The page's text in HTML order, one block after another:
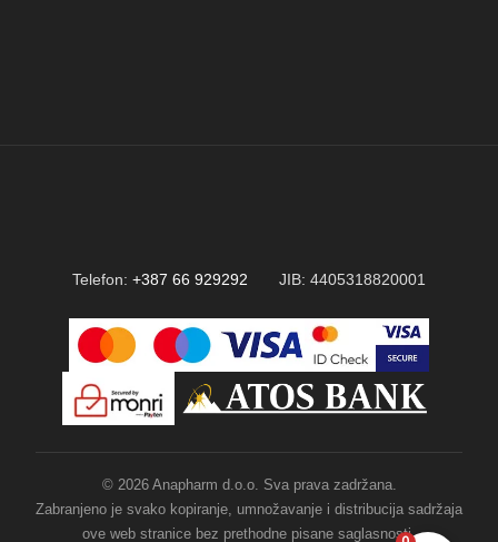
Telefon: +387 66 929292 JIB: 4405318820001
© 2026 Anapharm d.o.o. Sva prava zadržana.
Zabranjeno je svako kopiranje, umnožavanje i distribucija sadržaja
ove web stranice bez prethodne pisane saglasnosti.